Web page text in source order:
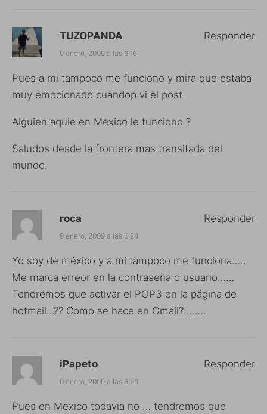
TUZOPANDA
9 enero, 2009 a las 6:16
Pues a mi tampoco me funciono y mira que estaba
muy emocionado cuandop vi el post.
Alguien aquie en Mexico le funciono ?
Saludos desde la frontera mas transitada del
mundo.
Responder
roca
9 enero, 2009 a las 6:24
Yo soy de méxico y a mi tampoco me funciona…..
Me marca erreor en la contraseña o usuario……
Tendremos que activar el POP3 en la página de
hotmail…?? Como se hace en Gmail?……..
Responder
iPapeto
9 enero, 2009 a las 6:26
Pues en Mexico todavia no … tendremos que
Responder